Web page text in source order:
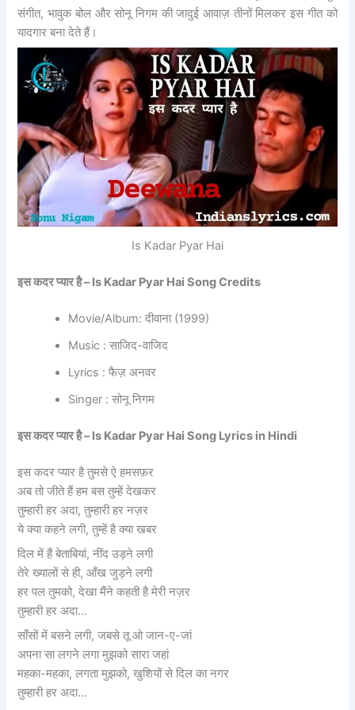
संगीत, भावुक बोल और सोनू निगम की जादुई आवाज़ तीनों मिलकर इस गीत को
यादगार बना देते हैं।
Is Kadar Pyar Hai
इस कदर प्यार है – Is Kadar Pyar Hai Song Credits
Movie/Album: दीवाना (1999)
Music : साजिद-वाजिद
Lyrics : फैज़ अनवर
Singer : सोनू निगम
इस कदर प्यार है – Is Kadar Pyar Hai Song Lyrics in Hindi
इस कदर प्यार है तुमसे ऐ हमसफ़र
अब तो जीते हैं हम बस तुम्हें देखकर
तुम्हारी हर अदा, तुम्हारी हर नज़र
ये क्या कहने लगी, तुम्हें है क्या खबर
दिल में हैं बेताबियां, नींद उड़ने लगी
तेरे ख्यालों से ही, आँख जुड़ने लगी
हर पल तुमको, देखा मैंने कहती है मेरी नज़र
तुम्हारी हर अदा…
साँसों में बसने लगी, जबसे तू ओ जान-ए-जां
अपना सा लगने लगा मुझको सारा जहां
महका-महका, लगता मुझको, खुशियों से दिल का नगर
तुम्हारी हर अदा…